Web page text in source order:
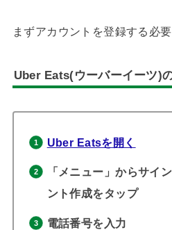
まずアカウントを登録する必要
Uber Eats(ウーバーイーツ)
Uber Eatsを開く
「メニュー」からサイ
ント作成をタップ
電話番号を入力